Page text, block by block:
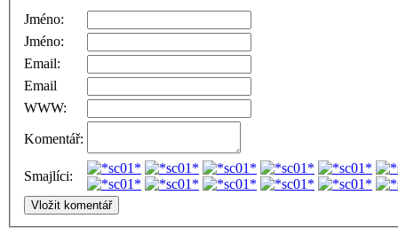
Jméno:
Jméno:
Email:
Email
WWW:
Komentář:
Smajlíci: